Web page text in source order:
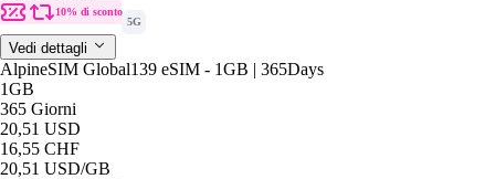
10% di sconto
5G
Vedi dettagli
AlpineSIM Global139 eSIM - 1GB | 365Days
1GB
365 Giorni
20,51 USD
16,55 CHF
20,51 USD/GB